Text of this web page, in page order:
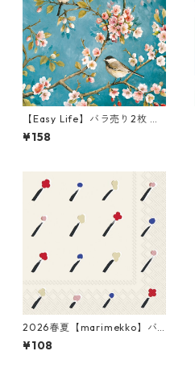
【Easy Life】バラ売り2枚 ラ
ンチサイズ ペーパーナプキン
BLOSSOM ブルー
¥158
2026春夏【marimekko】バ
ラ売り2枚 カクテルサイズ ペ
ーパーナプキン Ilo クリーム
¥108